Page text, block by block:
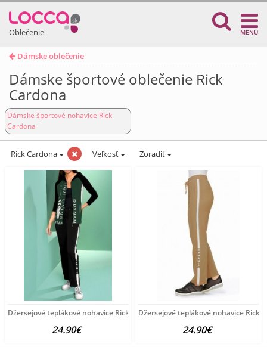
Oblečenie MENU
Dámske oblečenie
Dámske športové oblečenie Rick
Cardona
Dámske športové nohavice Rick
Cardona
Rick Cardona Veľkosť Zoradiť
Džersejové teplákové nohavice Rick Cardona, čierneé
24.90€
Džersejové teplákové nohavice Rick
24.90€